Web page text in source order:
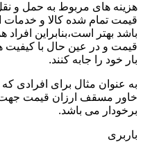
هزینه های مربوط به حمل و
قیمت تمام شده کالا و خدمات
باشد بهتر است،بنابراین
قیمت و در عین حال با کیفیت
بار خود را جابه کنند.
به عنوان مثال برای افرادی
خاور مسقف ارزان قیمت جهت
برخودار می باشد.
باربری